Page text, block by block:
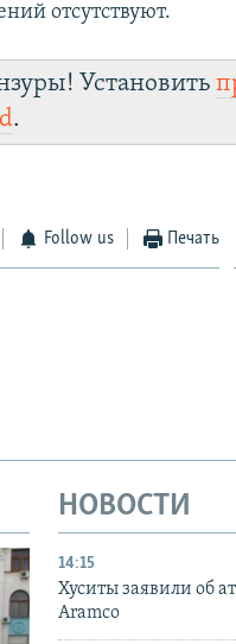
отсутствуют.
Установить
.
Follow us Печать
НОВОСТИ
14:15
Хуситы заявили об
Aramco